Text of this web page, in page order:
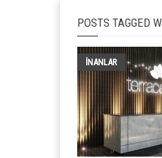
POSTS TAGGED
İNANLAR